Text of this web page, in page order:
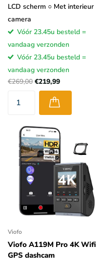
LCD scherm ○ Met interieur
camera
Vóór 23.45u besteld =
vandaag verzonden
Vóór 23.45u besteld =
vandaag verzonden
€269,00 €219,99
Viofo
Viofo A119M Pro 4K Wifi
GPS dashcam